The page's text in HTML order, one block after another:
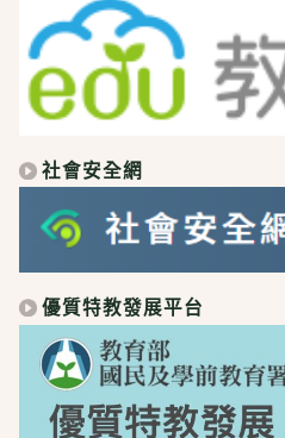
社會安全網
優質特教發展平台